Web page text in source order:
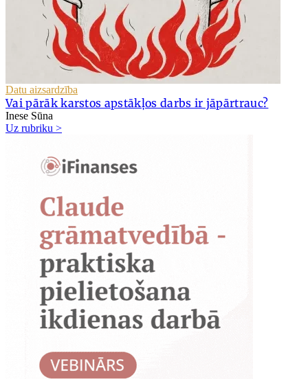
Datu aizsardzība
Vai pārāk karstos apstākļos darbs ir jāpārtrauc?
Inese Sūna
Uz rubriku >